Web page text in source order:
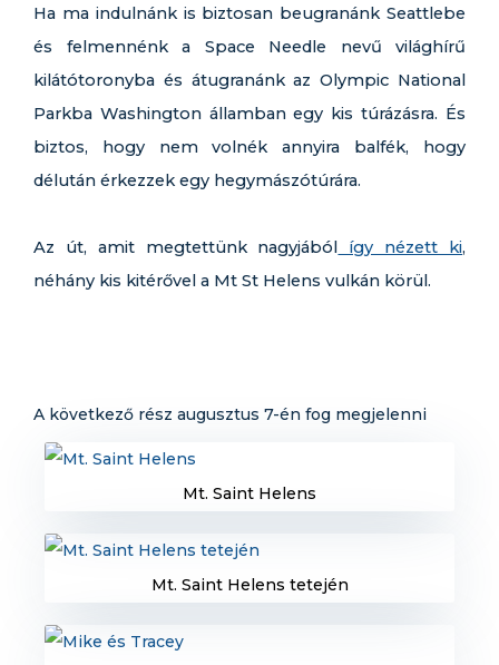
Ha ma indulnánk is biztosan beugranánk Seattlebe
és felmennénk a Space Needle nevű világhírű
kilátótoronyba és átugranánk az Olympic National
Parkba Washington államban egy kis túrázásra. És
biztos, hogy nem volnék annyira balfék, hogy
délután érkezzek egy hegymászótúrára.
Az út, amit megtettünk nagyjából így nézett ki,
néhány kis kitérővel a Mt St Helens vulkán körül.
A következő rész augusztus 7-én fog megjelenni
Mt. Saint Helens
Mt. Saint Helens tetején